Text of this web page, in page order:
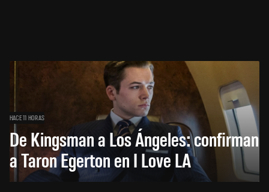
HACE 11 HORAS
De Kingsman a Los Ángeles: confirman
a Taron Egerton en I Love LA